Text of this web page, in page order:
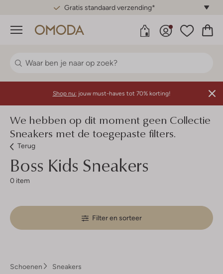
Gratis standaard verzending*
Menu
Shop nu: jouw must-haves tot 70% korting!
We hebben op dit moment geen Collectie
Sneakers met de toegepaste filters.
Terug
Boss Kids Sneakers
0 item
Filter en sorteer
Schoenen Sneakers